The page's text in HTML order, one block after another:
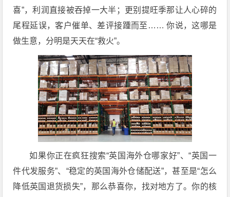
喜”，利润直接被吞掉一大半；更别提旺季那让人心碎的
尾程延误，客户催单、差评接踵而至…… 你说，这哪是
做生意，分明是天天在“救火”。
如果你正在疯狂搜索“英国海外仓哪家好”、“英国一
件代发服务”、“稳定的英国海外仓储配送”，甚至是“怎么
降低英国退货损失”，那么恭喜你，找对地方了。你的核